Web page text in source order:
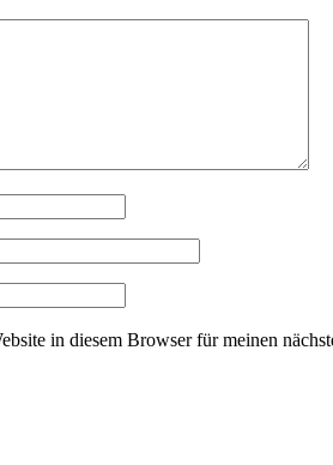
in diesem Browser für meinen